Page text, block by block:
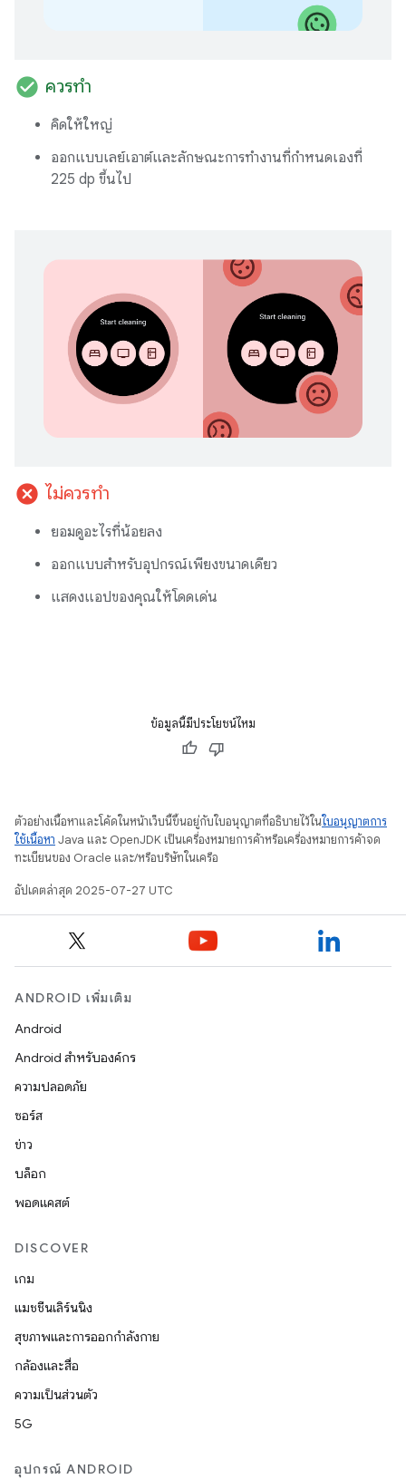
check_circle ควรทำ
คิดให้ใหญ่
ออกแบบเลย์เอาต์และลักษณะการทำงานที่กำหนดเองที่
225 dp ขึ้นไป
cancel ไม่ควรทำ
ยอมดูอะไรที่น้อยลง
ออกแบบสำหรับอุปกรณ์เพียงขนาดเดียว
แสดงแอปของคุณให้โดดเด่น
ข้อมูลนี้มีประโยชน์ไหม
ตัวอย่างเนื้อหาและโค้ดในหน้าเว็บนี้ขึ้นอยู่กับใบอนุญาตที่อธิบายไว้ในใบอนุญาตการ
ใช้เนื้อหา Java และ OpenJDK เป็นเครื่องหมายการค้าหรือเครื่องหมายการค้าจด
ทะเบียนของ Oracle และ/หรือบริษัทในเครือ
อัปเดตล่าสุด 2025-07-27 UTC
ANDROID เพิ่มเติม
Android
Android สำหรับองค์กร
ความปลอดภัย
ซอร์ส
ข่าว
บล็อก
พอดแคสต์
DISCOVER
เกม
แมชชีนเลิร์นนิง
สุขภาพและการออกกำลังกาย
กล้องและสื่อ
ความเป็นส่วนตัว
5G
อุปกรณ์ ANDROID